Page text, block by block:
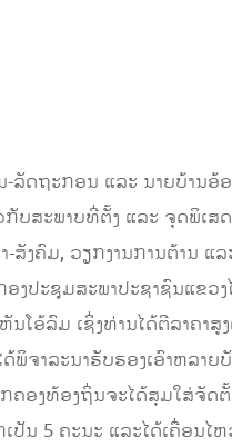
ດຖະກອນ ແລະ ນາຍບ້ານອ້ອ
ບສະພາບທີ່ຕັ້ງ ແລະ ຈຸດພິເ
ງຄົມ, ວຽກງານການຕ້ານ ແ
ປະຊຸມສະພາປະຊາຊົນແຂວ
ໂອ້ລົມ ເຊິ່ງທ່ານໄດ້ຕີລາຄາ
ພິຈາລະນາຮັບຮອງເອົາຫລ
ອງທ້ອງຖິ່ນຈະໄດ້ສຸມໃສ່ຈັດ
ປັນ 5 ຄະນະ ແລະໄດ້ເຄື່ອນ